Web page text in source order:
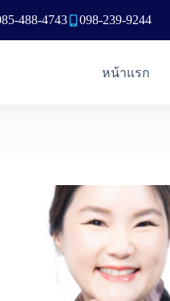
488-4743 098-239-9244
หน้าแรก